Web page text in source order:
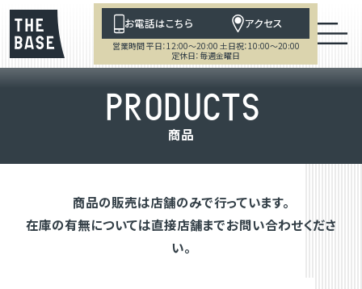
お電話はこちら アクセス
営業時間 平日：12:00～20:00 土日祝：10:00～20:00
定休日：毎週金曜日
PRODUCTS
商品
商品の販売は店舗のみで行っています。
在庫の有無については直接店舗までお問い合わせくださ
い。